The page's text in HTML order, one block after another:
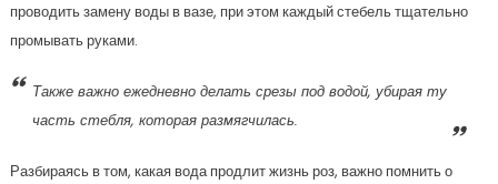
проводить замену воды в вазе, при этом каждый стебель тщательно
промывать руками.
Также важно ежедневно делать срезы под водой, убирая ту
часть стебля, которая размягчилась.
Разбираясь в том, какая вода продлит жизнь роз, важно помнить о